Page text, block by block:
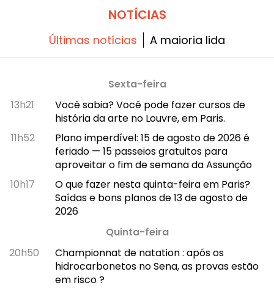
NOTÍCIAS
Últimas notícias A maioria lida
Sexta-feira
13h21
Você sabia? Você pode fazer cursos de
história da arte no Louvre, em Paris.
11h52
Plano imperdível: 15 de agosto de 2026 é
feriado — 15 passeios gratuitos para
aproveitar o fim de semana da Assunção
10h17
O que fazer nesta quinta-feira em Paris?
Saídas e bons planos de 13 de agosto de
2026
Quinta-feira
20h50
Championnat de natation : após os
hidrocarbonetos no Sena, as provas estão
em risco ?